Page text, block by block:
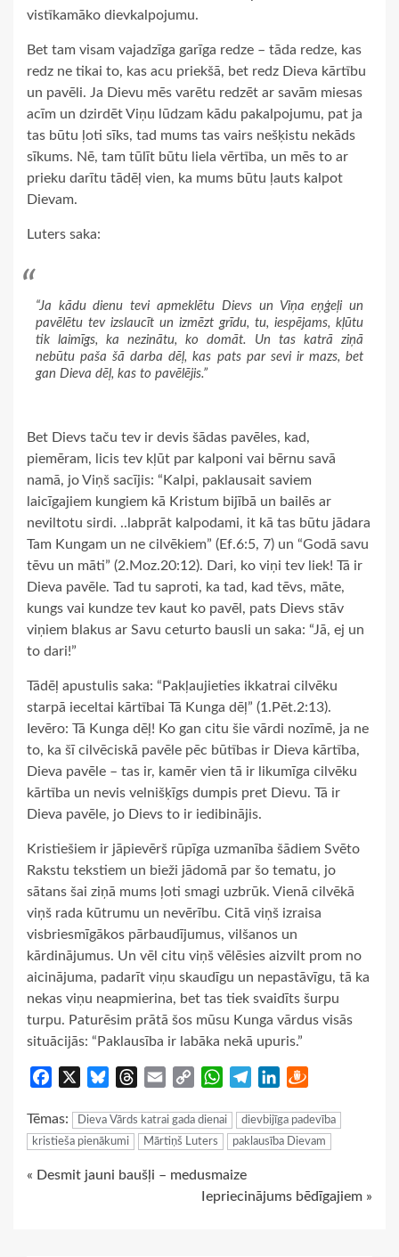
vistīkamāko dievkalpojumu.
Bet tam visam vajadzīga garīga redze – tāda redze, kas
redz ne tikai to, kas acu priekšā, bet redz Dieva kārtību
un pavēli. Ja Dievu mēs varētu redzēt ar savām miesas
acīm un dzirdēt Viņu lūdzam kādu pakalpojumu, pat ja
tas būtu ļoti sīks, tad mums tas vairs nešķistu nekāds
sīkums. Nē, tam tūlīt būtu liela vērtība, un mēs to ar
prieku darītu tādēļ vien, ka mums būtu ļauts kalpot
Dievam.
Luters saka:
“Ja kādu dienu tevi apmeklētu Dievs un Viņa eņģeļi un
pavēlētu tev izslaucīt un izmēzt grīdu, tu, iespējams, kļūtu
tik laimīgs, ka nezinātu, ko domāt. Un tas katrā ziņā
nebūtu paša šā darba dēļ, kas pats par sevi ir mazs, bet
gan Dieva dēļ, kas to pavēlējis.”
Bet Dievs taču tev ir devis šādas pavēles, kad,
piemēram, licis tev kļūt par kalponi vai bērnu savā
namā, jo Viņš sacījis: “Kalpi, paklausait saviem
laicīgajiem kungiem kā Kristum bijībā un bailēs ar
neviltotu sirdi. ..labprāt kalpodami, it kā tas būtu jādara
Tam Kungam un ne cilvēkiem” (Ef.6:5, 7) un “Godā savu
tēvu un māti” (2.Moz.20:12). Dari, ko viņi tev liek! Tā ir
Dieva pavēle. Tad tu saproti, ka tad, kad tēvs, māte,
kungs vai kundze tev kaut ko pavēl, pats Dievs stāv
viņiem blakus ar Savu ceturto bausli un saka: “Jā, ej un
to dari!”
Tādēļ apustulis saka: “Pakļaujieties ikkatrai cilvēku
starpā ieceltai kārtībai Tā Kunga dēļ” (1.Pēt.2:13).
Ievēro: Tā Kunga dēļ! Ko gan citu šie vārdi nozīmē, ja ne
to, ka šī cilvēciskā pavēle pēc būtības ir Dieva kārtība,
Dieva pavēle – tas ir, kamēr vien tā ir likumīga cilvēku
kārtība un nevis velnišķīgs dumpis pret Dievu. Tā ir
Dieva pavēle, jo Dievs to ir iedibinājis.
Kristiešiem ir jāpievērš rūpīga uzmanība šādiem Svēto
Rakstu tekstiem un bieži jādomā par šo tematu, jo
sātans šai ziņā mums ļoti smagi uzbrūk. Vienā cilvēkā
viņš rada kūtrumu un nevērību. Citā viņš izraisa
visbriesmīgākos pārbaudījumus, vilšanos un
kārdinājumus. Un vēl citu viņš vēlēsies aizvilt prom no
aicinājuma, padarīt viņu skaudīgu un nepastāvīgu, tā ka
nekas viņu neapmierina, bet tas tiek svaidīts šurpu
turpu. Paturēsim prātā šos mūsu Kunga vārdus visās
situācijās: “Paklausība ir labāka nekā upuris.”
Facebook BlueskyThreads
Email
Copy
WhatsApp
TelegramLinkedIn
Tēmas: Dieva Vārds katrai gada dienai
dievbijīga padevība
kristieša pienākumi
Mārtiņš Luters paklausība Dievam
Continue
« Desmit jauni baušļi – medusmaize
Iepriecinājums bēdīgajiem »